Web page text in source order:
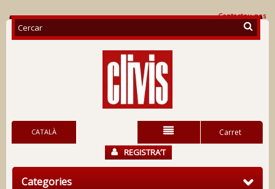
Contacteu-nos
Carret
CATALÀ
REGISTRA’T
Categories